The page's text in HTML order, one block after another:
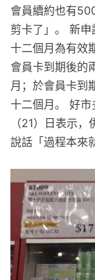
會員續約也有
剪卡了」。 新
十二個月為有效
會員卡到期後的
月；於會員卡到
十二個月。 好
（21）日表示
說話「過程本來